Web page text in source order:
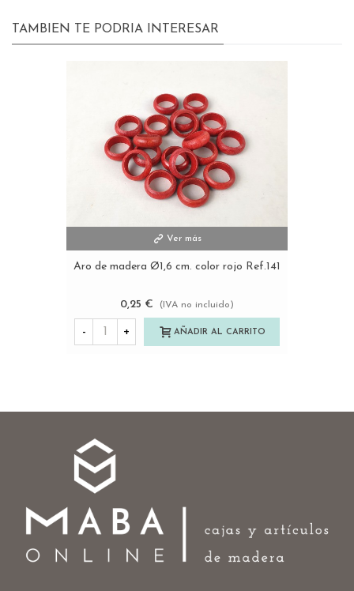
TAMBIEN TE PODRIA INTERESAR
Ver más
Aro de madera Ø1,6 cm. color rojo Ref.141
0,25 € (IVA no incluido)
- + AÑADIR AL CARRITO